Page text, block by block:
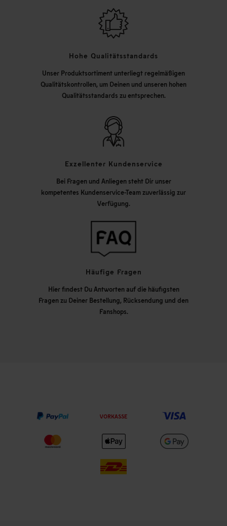
Hohe Qualitätsstandards
Unser Produktsortiment unterliegt regelmäßigen
Qualitätskontrollen, um Deinen und unseren hohen
Qualitätsstandards zu entsprechen.
Exzellenter Kundenservice
Bei Fragen und Anliegen steht Dir unser
kompetentes Kundenservice-Team zuverlässig zur
Verfügung.
Häufige Fragen
Hier findest Du Antworten auf die häufigsten
Fragen zu Deiner Bestellung, Rücksendung und den
Fanshops.
VORKASSE